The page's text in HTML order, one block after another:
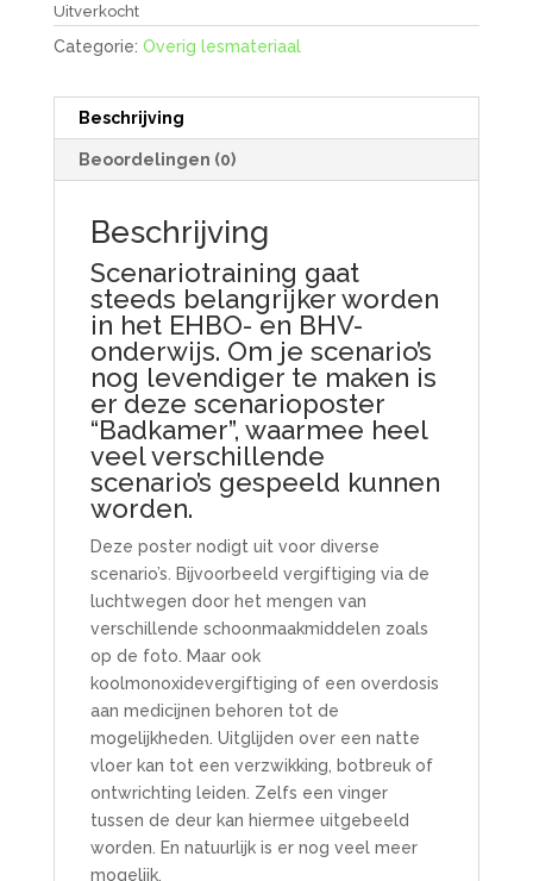
Uitverkocht
Categorie: Overig lesmateriaal
Beschrijving
Beoordelingen (0)
Beschrijving
Scenariotraining gaat
steeds belangrijker worden
in het EHBO- en BHV-
onderwijs. Om je scenario’s
nog levendiger te maken is
er deze scenarioposter
“Badkamer”, waarmee heel
veel verschillende
scenario’s gespeeld kunnen
worden.
Deze poster nodigt uit voor diverse
scenario’s. Bijvoorbeeld vergiftiging via de
luchtwegen door het mengen van
verschillende schoonmaakmiddelen zoals
op de foto. Maar ook
koolmonoxidevergiftiging of een overdosis
aan medicijnen behoren tot de
mogelijkheden. Uitglijden over een natte
vloer kan tot een verzwikking, botbreuk of
ontwrichting leiden. Zelfs een vinger
tussen de deur kan hiermee uitgebeeld
worden. En natuurlijk is er nog veel meer
mogelijk.